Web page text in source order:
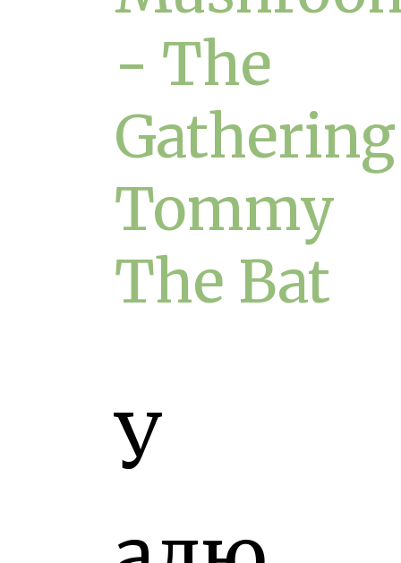
- The
Tommy
The Bat
У